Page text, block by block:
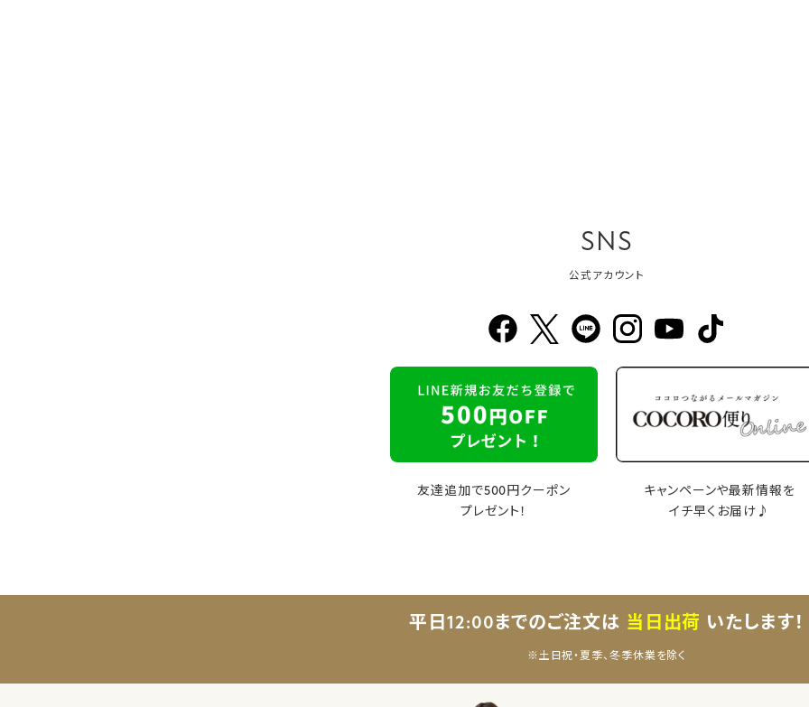
SNS
公式アカウント
友達追加で500円クーポン
プレゼント！
キャンペーンや最新情報を
イチ早くお届け♪
平日12:00までのご注文は 当日出荷 いたします！
※土日祝・夏季、冬季休業を除く